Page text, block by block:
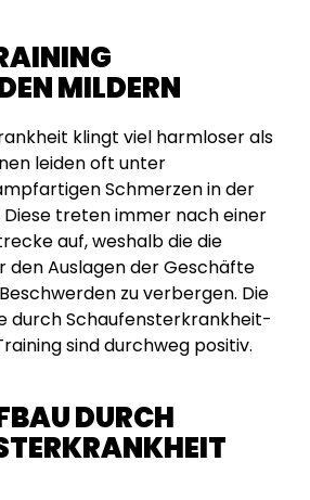
MILDERN
klingt viel harmloser als
leiden oft unter
Schmerzen in der
treten immer nach einer
auf, weshalb die die
Auslagen der Geschäfte
zu verbergen. Die
durch Schaufensterkrankheit-
sind durchweg positiv.
DURCH